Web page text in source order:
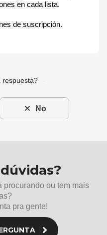
en cada lista.
de suscripción.
respuesta?
No
procurando ou tem mais
pra gente!